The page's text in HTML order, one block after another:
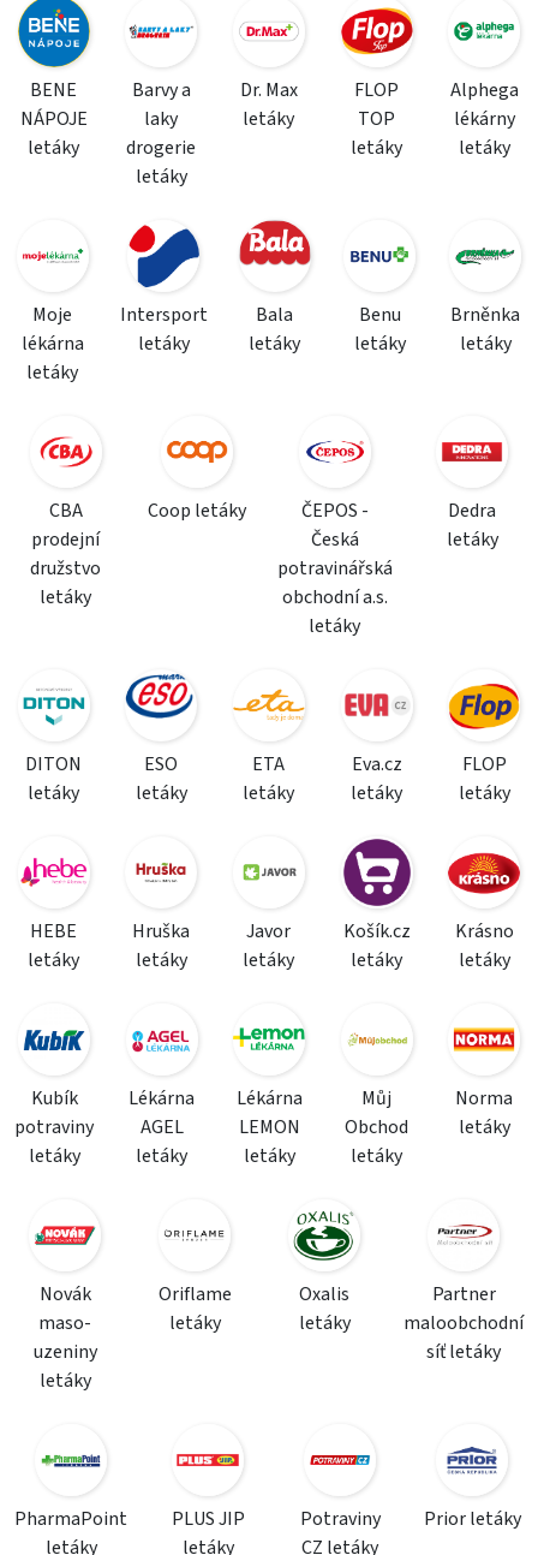
BENE
NÁPOJE
letáky
Barvy a
laky
drogerie
letáky
Dr. Max
letáky
FLOP
TOP
letáky
Alphega
lékárny
letáky
Moje
lékárna
letáky
Intersport
letáky
Bala
letáky
Benu
letáky
Brněnka
letáky
CBA
prodejní
družstvo
letáky
Coop letáky
ČEPOS -
Česká
potravinářská
obchodní a.s.
letáky
Dedra
letáky
DITON
letáky
ESO
letáky
ETA
letáky
Eva.cz
letáky
FLOP
letáky
HEBE
letáky
Hruška
letáky
Javor
letáky
Košík.cz
letáky
Krásno
letáky
Kubík
potraviny
letáky
Lékárna
AGEL
letáky
Lékárna
LEMON
letáky
Můj
Obchod
letáky
Norma
letáky
Novák
maso-
uzeniny
letáky
Oriflame
letáky
Oxalis
letáky
Partner
maloobchodní
síť letáky
PharmaPoint
letáky
PLUS JIP
letáky
Potraviny
CZ letáky
Prior letáky